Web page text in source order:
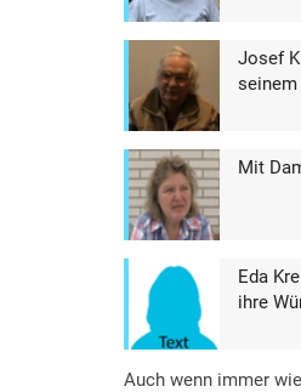
Josef
Mit
Eda
ihre
Auch wenn immer